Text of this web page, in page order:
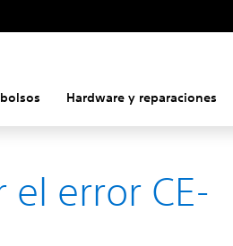
Hardware y reparaciones
error CE-